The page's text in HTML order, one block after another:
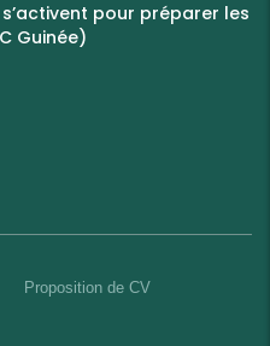
pour préparer les
Guinée)
Proposition de CV